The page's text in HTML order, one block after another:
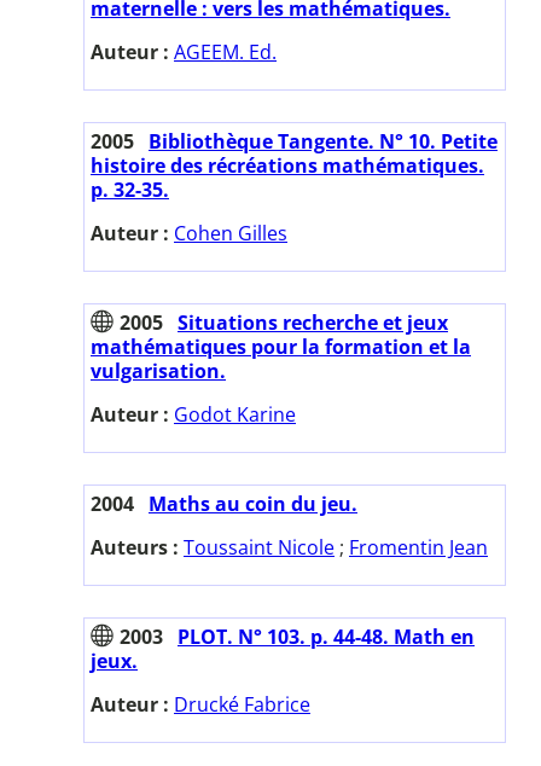
maternelle : vers les mathématiques.
Auteur : AGEEM. Ed.
2005 Bibliothèque Tangente. N° 10. Petite
histoire des récréations mathématiques.
p. 32-35.
Auteur : Cohen Gilles
2005 Situations recherche et jeux
mathématiques pour la formation et la
vulgarisation.
Auteur : Godot Karine
2004 Maths au coin du jeu.
Auteurs : Toussaint Nicole ; Fromentin Jean
2003 PLOT. N° 103. p. 44-48. Math en
jeux.
Auteur : Drucké Fabrice